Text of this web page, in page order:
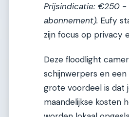
Prijsindicatie: €250
abonnement). Eufy
zijn focus op privacy
Deze floodlight
schijnwerpers en een
grote voordeel is dat
maandelijkse kosten